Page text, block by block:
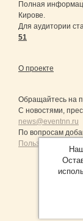
Полная
Кирове.
Для аудитории
51
О проекте
Обращайтесь на
С новостями,
news@eventnn.ru
По вопросам